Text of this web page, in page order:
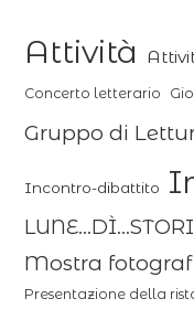
Attività
Concerto letterario
Gruppo di
Incontro-dibattito
Mostra
Presentazione della